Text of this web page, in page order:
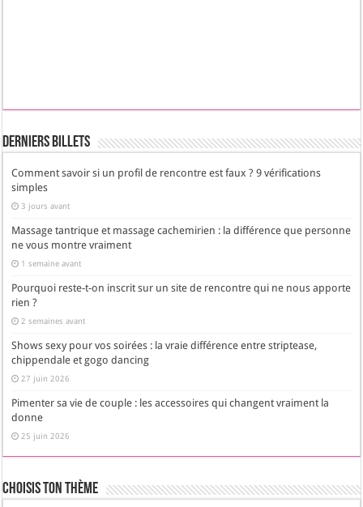
Derniers Billets
Comment savoir si un profil de rencontre est faux ? 9 vérifications
simples
3 jours avant
Massage tantrique et massage cachemirien : la différence que personne
ne vous montre vraiment
1 semaine avant
Pourquoi reste-t-on inscrit sur un site de rencontre qui ne nous apporte
rien ?
2 semaines avant
Shows sexy pour vos soirées : la vraie différence entre striptease,
chippendale et gogo dancing
27 juin 2026
Pimenter sa vie de couple : les accessoires qui changent vraiment la
donne
25 juin 2026
Choisis Ton Thème